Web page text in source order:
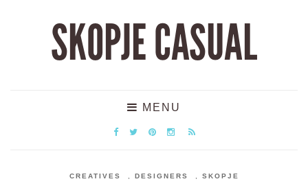
SKOPJE CASUAL
MENU
CREATIVES DESIGNERS SKOPJE